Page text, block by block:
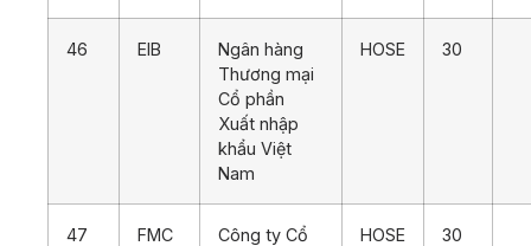
46 EIB
Ngân hàng
Thương mại
Cổ phần
Xuất nhập
khẩu Việt
Nam
HOSE 30
47 FMC
Công ty Cổ
HOSE 30